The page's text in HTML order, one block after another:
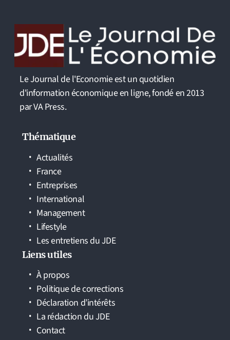
Le Journal de l'Economie est un quotidien
d'information économique en ligne, fondé en 2013
par VA Press.
Thématique
Actualités
France
Entreprises
International
Management
Lifestyle
Les entretiens du JDE
Liens utiles
À propos
Politique de corrections
Déclaration d’intérêts
La rédaction du JDE
Contact